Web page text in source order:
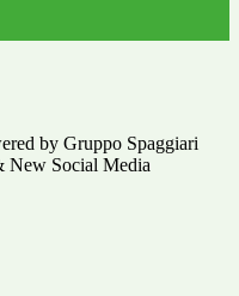
by Gruppo Spaggiari
New Social Media